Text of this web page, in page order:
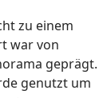
zu einem
war von
geprägt.
genutzt um